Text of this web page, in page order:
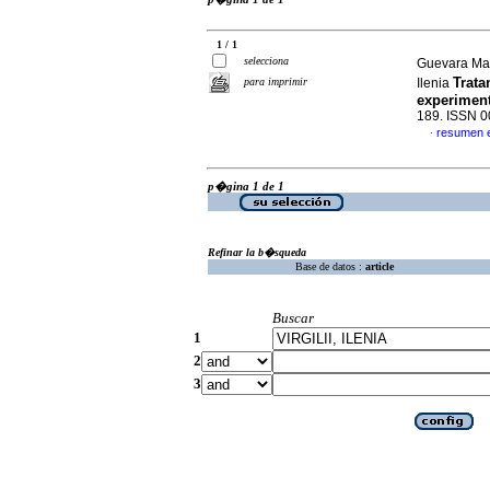
1 / 1
selecciona
para imprimir
Guevara
Ilenia
189. ISSN
· resumen
p�gina 1 de 1
Refinar la b�squeda
Base de datos : article
Buscar
1
2
3